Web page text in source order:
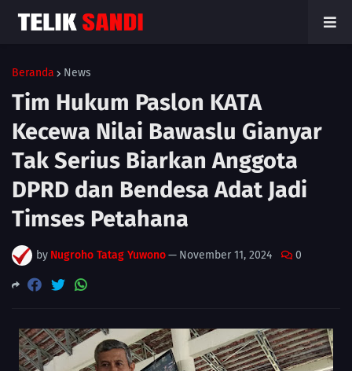
Beranda News
Tim Hukum Paslon KATA
Kecewa Nilai Bawaslu Gianyar
Tak Serius Biarkan Anggota
DPRD dan Bendesa Adat Jadi
Timses Petahana
by Nugroho Tatag Yuwono— November 11, 2024 0